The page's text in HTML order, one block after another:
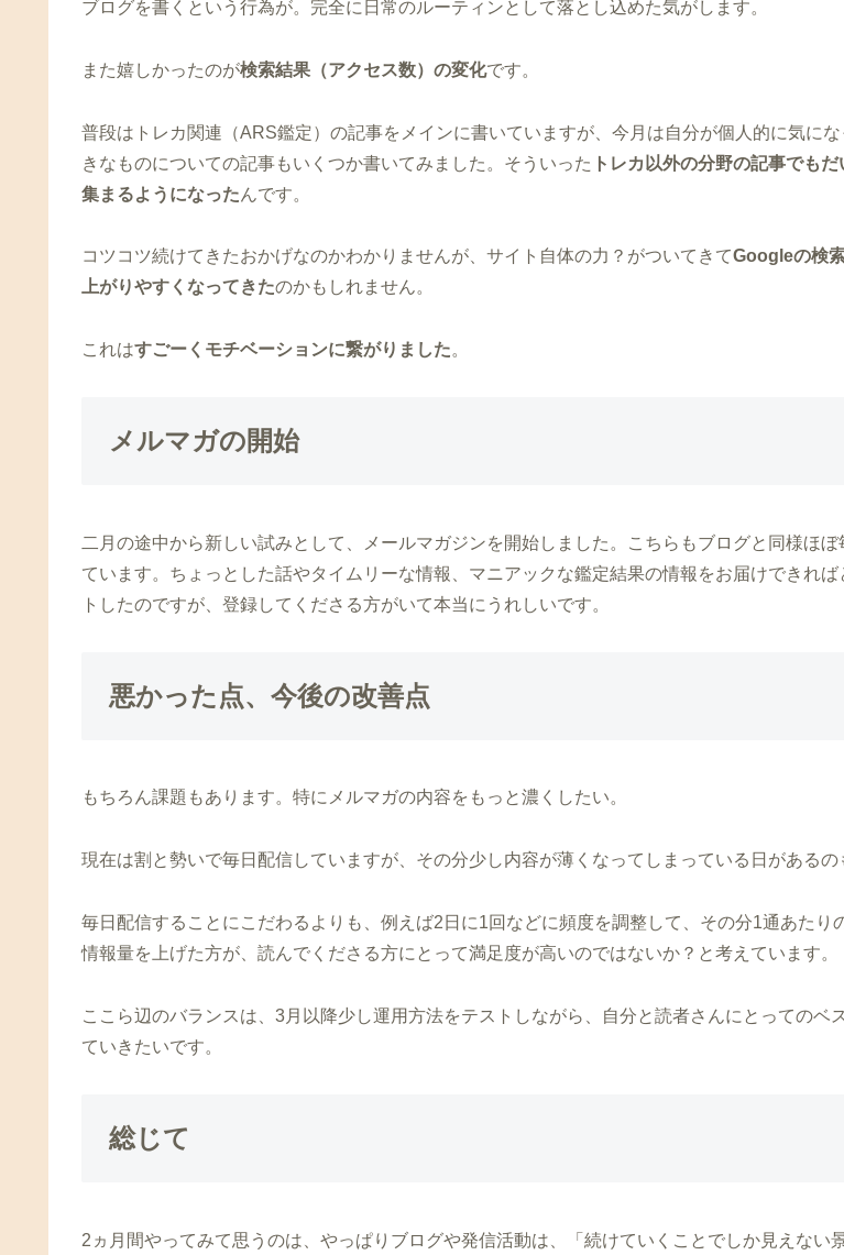
ブログを書くという行為が。完全に日常のルーティンとして落とし込めた気がします。
また嬉しかったのが検索結果（アクセス数）の変化です。
普段はトレカ関連（ARS鑑定）の記事をメインに書いていますが、今月は自分が個人的に気に
きなものについての記事もいくつか書いてみました。そういった トレカ以外の分野の記事でも
集まるようになったんです。
コツコツ続けてきたおかげなのかわかりませんが、サイト自体の力？がついてきてGoogleの検
上がりやすくなってきたのかもしれません。
これはすごーくモチベーションに繋がりました。
メルマガの開始
二月の途中から新しい試みとして、メールマガジンを開始しました。こちらもブログと同様ほぼ
ています。ちょっとした話やタイムリーな情報、マニアックな鑑定結果の情報をお届けできれば
トしたのですが、登録してくださる方がいて本当にうれしいです。
悪かった点、今後の改善点
もちろん課題もあります。特にメルマガの内容をもっと濃くしたい。
現在は割と勢いで毎日配信していますが、その分少し内容が薄くなってしまっている日があるの
毎日配信することにこだわるよりも、例えば2日に1回などに頻度を調整して、その分1通あたり
情報量を上げた方が、読んでくださる方にとって満足度が高いのではないか？と考えています。
ここら辺のバランスは、3月以降少し運用方法をテストしながら、自分と読者さんにとってのベ
ていきたいです。
総じて
2ヵ月間やってみて思うのは、やっぱりブログや発信活動は、「続けていくことでしか見えない